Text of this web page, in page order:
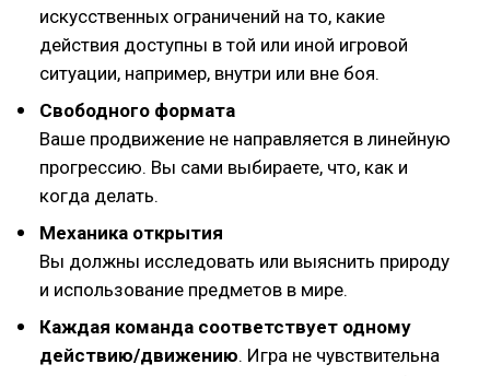
искусственных ограничений на то, какие
действия доступны в той или иной игровой
ситуации, например, внутри или вне боя.
Свободного формата
Ваше продвижение не направляется в линейную
прогрессию. Вы сами выбираете, что, как и
когда делать.
Механика открытия
Вы должны исследовать или выяснить природу
и использование предметов в мире.
Каждая команда соответствует одному
действию/движению. Игра не чувствительна